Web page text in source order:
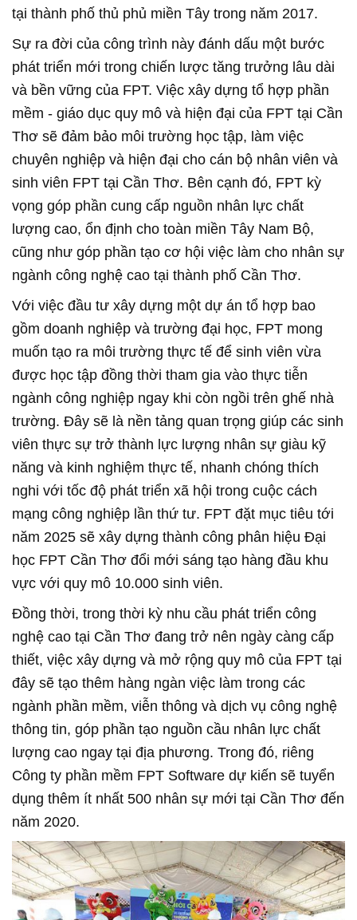
tại thành phố thủ phủ miền Tây trong năm 2017.
Sự ra đời của công trình này đánh dấu một bước
phát triển mới trong chiến lược tăng trưởng lâu dài
và bền vững của FPT. Việc xây dựng tổ hợp phần
mềm - giáo dục quy mô và hiện đại của FPT tại Cần
Thơ sẽ đảm bảo môi trường học tập, làm việc
chuyên nghiệp và hiện đại cho cán bộ nhân viên và
sinh viên FPT tại Cần Thơ. Bên cạnh đó, FPT kỳ
vọng góp phần cung cấp nguồn nhân lực chất
lượng cao, ổn định cho toàn miền Tây Nam Bộ,
cũng như góp phần tạo cơ hội việc làm cho nhân sự
ngành công nghệ cao tại thành phố Cần Thơ.
Với việc đầu tư xây dựng một dự án tổ hợp bao
gồm doanh nghiệp và trường đại học, FPT mong
muốn tạo ra môi trường thực tế để sinh viên vừa
được học tập đồng thời tham gia vào thực tiễn
ngành công nghiệp ngay khi còn ngồi trên ghế nhà
trường. Đây sẽ là nền tảng quan trọng giúp các sinh
viên thực sự trở thành lực lượng nhân sự giàu kỹ
năng và kinh nghiệm thực tế, nhanh chóng thích
nghi với tốc độ phát triển xã hội trong cuộc cách
mạng công nghiệp lần thứ tư. FPT đặt mục tiêu tới
năm 2025 sẽ xây dựng thành công phân hiệu Đại
học FPT Cần Thơ đổi mới sáng tạo hàng đầu khu
vực với quy mô 10.000 sinh viên.
Đồng thời, trong thời kỳ nhu cầu phát triển công
nghệ cao tại Cần Thơ đang trở nên ngày càng cấp
thiết, việc xây dựng và mở rộng quy mô của FPT tại
đây sẽ tạo thêm hàng ngàn việc làm trong các
ngành phần mềm, viễn thông và dịch vụ công nghệ
thông tin, góp phần tạo nguồn cầu nhân lực chất
lượng cao ngay tại địa phương. Trong đó, riêng
Công ty phần mềm FPT Software dự kiến sẽ tuyển
dụng thêm ít nhất 500 nhân sự mới tại Cần Thơ đến
năm 2020.